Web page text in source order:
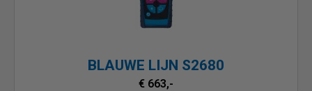
BLAUWE LIJN S2680
€ 663,-